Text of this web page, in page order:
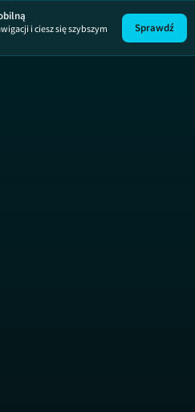
Szkoła
i ciesz się szybszym
Sprawdź